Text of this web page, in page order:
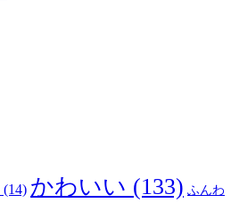
(14) かわいい (133) ふんわ